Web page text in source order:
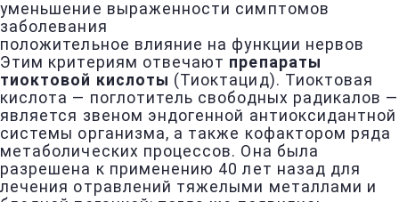
уменьшение выраженности симптомов
заболевания
положительное влияние на функции нервов
Этим критериям отвечают препараты
тиоктовой кислоты (Тиоктацид). Тиоктовая
кислота — поглотитель свободных радикалов —
является звеном эндогенной антиоксидантной
системы организма, а также кофактором ряда
метаболических процессов. Она была
разрешена к применению 40 лет назад для
лечения отравлений тяжелыми металлами и